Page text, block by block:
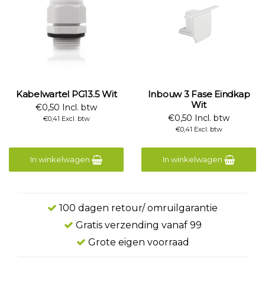
Kabelwartel PG13.5 Wit
€0,50 Incl. btw
€0,41 Excl. btw
In winkelwagen
Inbouw 3 Fase Eindkap
Wit
€0,50 Incl. btw
€0,41 Excl. btw
In winkelwagen
100 dagen retour/ omruilgarantie
Gratis verzending vanaf 99
Grote eigen voorraad